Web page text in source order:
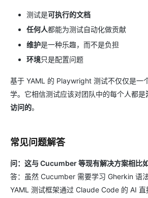
测试是可执行的文档
任何人都能为测试自动化做贡献
维护是一种乐趣，而不是负担
环境只是配置问题
基于 YAML 的 Playwright 测试不仅仅是
学。它相信测试应该对团队中的每个人都是
访问的。
常见问题解答
问：这与 Cucumber 等现有解决方案相比如
答：虽然 Cucumber 需要学习 Gherkin 语
YAML 测试框架通过 Claude Code 的 AI